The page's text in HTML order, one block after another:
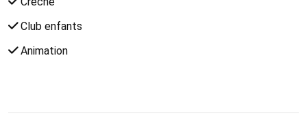
Club enfants
Animation